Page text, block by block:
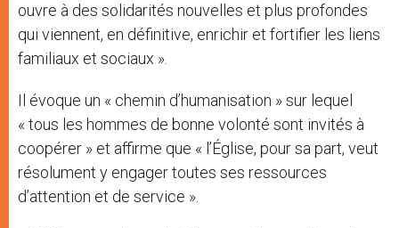
ouvre à des solidarités nouvelles et plus profondes
qui viennent, en définitive, enrichir et fortifier les liens
familiaux et sociaux ».
Il évoque un « chemin d’humanisation » sur lequel
« tous les hommes de bonne volonté sont invités à
coopérer » et affirme que « l’Église, pour sa part, veut
résolument y engager toutes ses ressources
d’attention et de service ».